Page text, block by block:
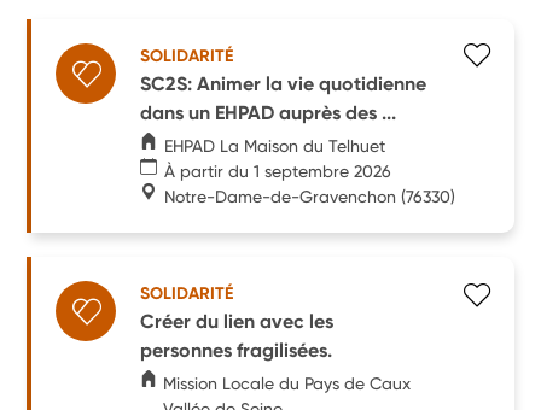
SOLIDARITÉ
SC2S: Animer la vie quotidienne
dans un EHPAD auprès des ...
EHPAD La Maison du Telhuet
À partir du 1 septembre 2026
Notre-Dame-de-Gravenchon (76330)
SOLIDARITÉ
Créer du lien avec les
personnes fragilisées.
Mission Locale du Pays de Caux